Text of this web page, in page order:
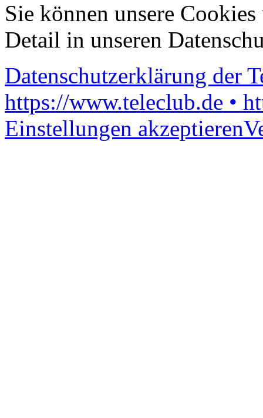
Sie können unsere
Detail in unseren
Datenschutzerklärung der
https://www.teleclub.de •
Einstellungen akzeptieren